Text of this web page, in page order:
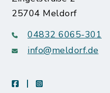
25704 Meldorf
04832 6065-301
info@meldorf.de
facebookinstagram